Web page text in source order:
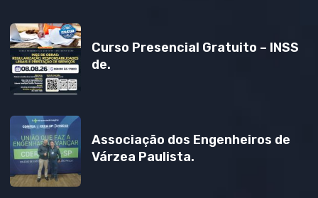
Curso Presencial Gratuito – INSS
de.
Associação dos Engenheiros de
Várzea Paulista.